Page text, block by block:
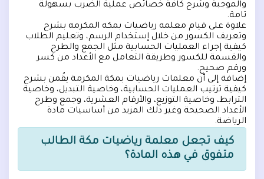
والموجبة وشرح كافة خصائص عملية الضرب بسهولة
تامة.
علاوة على قيام معلمه رياضيات بمكه المكرمه بشرح
وتعريف الكسور من خلال إستخدام الرسم، وتعليم الطلاب
كيفية إجراء العمليات الحسابية مثل الجمع والطرح
والقسمة للكسور وطريقة التعامل مع الأعداد من كسر
ورقم صحيح.
إضافة إلى أن معلمات رياضيات بمكة المكرمة يقُمن بشرح
كيفية ترتيب العمليات الحسابية، وخاصية التبديل، وخاصية
الترابط، وخاصية التوزيع، والأرقام العشرية، وجمع وطرح
الأعداد الصحيحة وغير ذلك المزيد من أساسيات مادة
الرياضة.
كيف تجعل معلمة رياضيات مكة الطالب
متفوق في هذه المادة؟